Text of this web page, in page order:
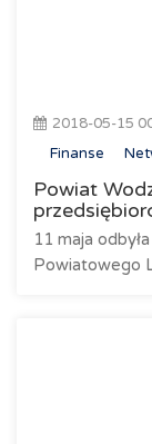
2018-05-15
Finanse
Powiat
11 maja
Powiatowego